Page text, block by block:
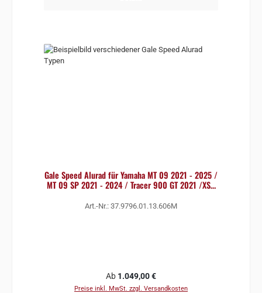
Gale Speed Alurad für Yamaha MT 09 2021 - 2025 /
MT 09 SP 2021 - 2024 / Tracer 900 GT 2021 /XSR
Art.-Nr.: 37.9796.01.13.606M
Regulärer Preis:
Ab 1.049,00 €
Preise inkl. MwSt. zzgl. Versandkosten